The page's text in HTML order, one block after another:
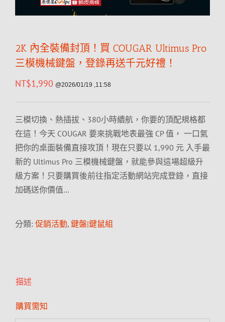
2K 內全裝備封頂！買 COUGAR Ultimus Pro
三模機械鍵盤，登錄再送千元好禮！
NT$1,990 @2026/01/19 ,11:58
三模切換、熱插拔、380小時續航，你要的頂配規格都
在這！今天 COUGAR 要來挑戰地表最強 CP 值， 一口氣
把你的桌面裝備直接攻頂！現在只要以 1,990 元 入手最
新的 Ultimus Pro 三模機械鍵盤，就能參與這場超級升
級方案！只要購買後前往指定活動網站完成登錄，直接
加碼送你價值…
分類: 促銷活動, 鍵盤|鍵鼠組
描述
購買需知